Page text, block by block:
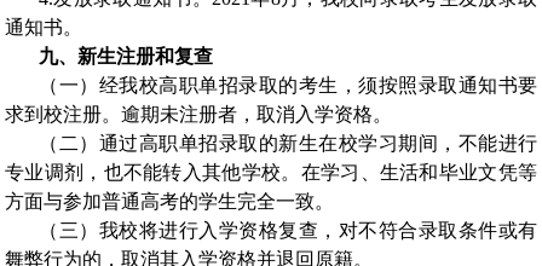
通知书。
九、新生注册和复查
（一）经我校高职单招录取的考生，须按照录取通知书要
求到校注册。逾期未注册者，取消入学资格。
（二）通过高职单招录取的新生在校学习期间，不能进行
专业调剂，也不能转入其他学校。在学习、生活和毕业文凭等
方面与参加普通高考的学生完全一致。
（三）我校将进行入学资格复查，对不符合录取条件或有
舞弊行为的，取消其入学资格并退回原籍。